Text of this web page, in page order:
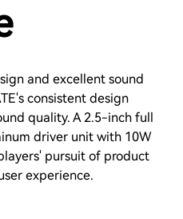
and excellent sound
consistent design
quality. A 2.5-inch full
driver unit with 10W
pursuit of product
experience.